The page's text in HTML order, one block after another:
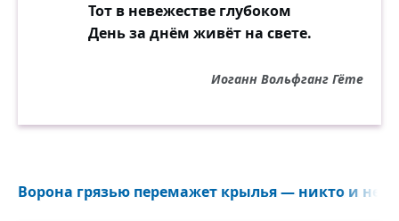
Тот в невежестве глубоком
День за днём живёт на свете.
Иоганн Вольфганг Гёте
Ворона грязью перемажет крылья — никто и не